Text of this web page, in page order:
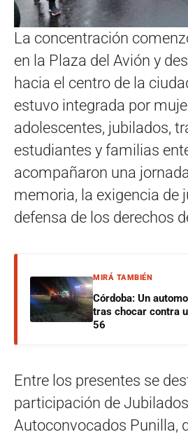
La concentración
en la Plaza del Avión y
hacia el centro de la
estuvo integrada por
adolescentes, jubilados,
estudiantes y familias
acompañaron una
memoria, la exigencia de
defensa de los derechos
MIRÁ TAMBIÉN
Córdoba: Un
tras chocar contra
56
Entre los presentes se
participación de Jubilados
Autoconvocados Punilla,